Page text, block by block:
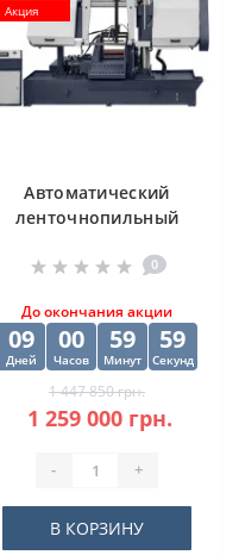
Акция
Автоматический
ленточнопильный
500SA
0
До окончания акции
09
Дней
00
Часов
59
Минут
59
Секунд
1 447 850 грн.
1 259 000 грн.
- +
В КОРЗИНУ